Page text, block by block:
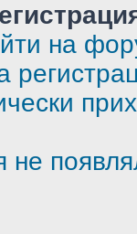
на
не